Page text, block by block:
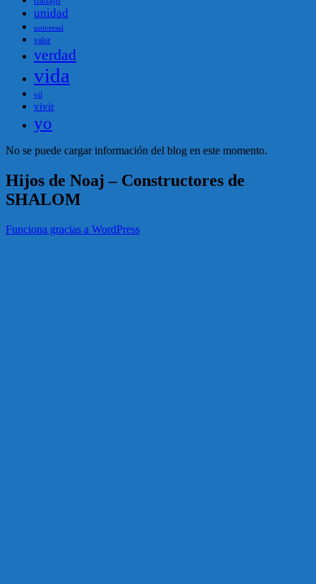
unidad
universal
valor
verdad
vida
vil
vivir
yo
No se puede cargar información del blog en este momento.
Hijos de Noaj – Constructores de
SHALOM
Funciona gracias a WordPress